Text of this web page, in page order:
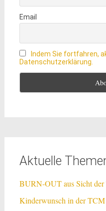
Email
Indem Sie fortfahren,
Datenschutzerklärung.
Aktuelle
BURN-OUT aus Sicht
Kinderwunsch in der TCM